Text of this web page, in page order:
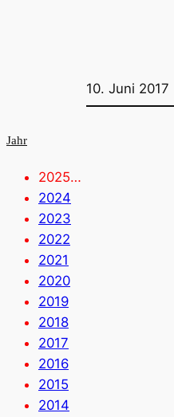
10. Juni 2017
Jahr
2025…
2024
2023
2022
2021
2020
2019
2018
2017
2016
2015
2014